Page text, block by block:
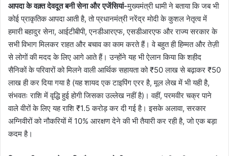
आपदा के वक़्त देवदूत बनी सेना और एजेंसियां-मुख्यमंत्री धामी ने बताया कि जब भी
कोई प्राकृतिक आपदा आती है, तो प्रधानमंत्री नरेंद्र मोदी के कुशल नेतृत्व में
हमारी बहादुर सेना, आईटीबीपी, एनडीआरएफ, एसडीआरएफ और राज्य सरकार के
सभी विभाग मिलकर राहत और बचाव का काम करते हैं। वे बहुत ही हिम्मत और तेज़ी
से लोगों की मदद के लिए आगे आते हैं। उन्होंने यह भी ऐलान किया कि शहीद
सैनिकों के परिवारों को मिलने वाली आर्थिक सहायता को ₹50 लाख से बढ़ाकर ₹50
लाख ही कर दिया गया है (यह शायद एक टाइपिंग एरर है, मूल लेख में भी यही है,
संभवतः राशि में वृद्धि हुई होगी जिसका उल्लेख नहीं है)। वहीं, परमवीर चक्र पाने
वाले वीरों के लिए यह राशि ₹1.5 करोड़ कर दी गई है। इसके अलावा, सरकार
अग्निवीरों को नौकरियों में 10% आरक्षण देने की भी तैयारी कर रही है, जो एक बड़ा
कदम है।